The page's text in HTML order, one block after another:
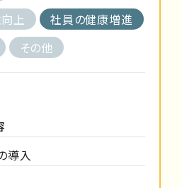
上
社員の健康増進
その他
導入